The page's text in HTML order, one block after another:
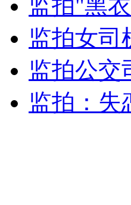
无痛分娩是否安全 医生
外交部：反对强权政治
监拍"黑
监拍女司
监拍公交
监拍：失